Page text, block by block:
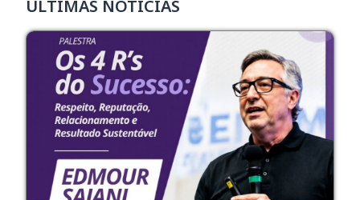
ÚLTIMAS NOTÍCIAS